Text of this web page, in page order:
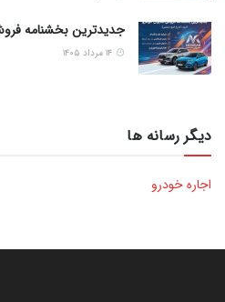
جدیدترین بخشنامه
دیگر رسانه ها
اجاره خودرو